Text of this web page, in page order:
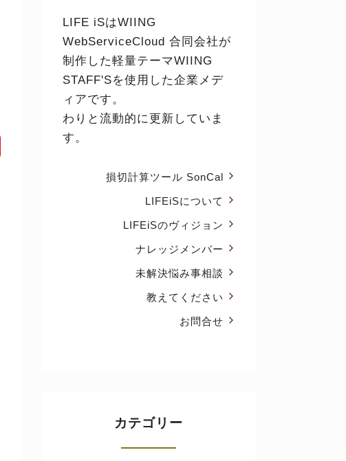
LIFE iSはWIING
WebServiceCloud 合同会社が
制作した軽量テーマWIING
STAFF'Sを使用した企業メデ
ィアです。
わりと流動的に更新していま
す。
損切計算ツール SonCal
LIFEiSについて
LIFEiSのヴィジョン
ナレッジメンバー
未解決悩み事相談
教えてください
お問合せ
カテゴリー